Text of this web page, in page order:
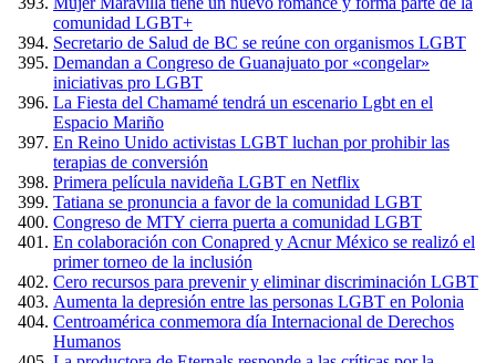
comunidad LGBT+
Secretario de Salud de BC se reúne con organismos LGBT
Demandan a Congreso de Guanajuato por «congelar»
iniciativas pro LGBT
La Fiesta del Chamamé tendrá un escenario Lgbt en el
Espacio Mariño
En Reino Unido activistas LGBT luchan por prohibir las
terapias de conversión
Primera película navideña LGBT en Netflix
Tatiana se pronuncia a favor de la comunidad LGBT
Congreso de MTY cierra puerta a comunidad LGBT
En colaboración con Conapred y Acnur México se realizó el
primer torneo de la inclusión
Cero recursos para prevenir y eliminar discriminación LGBT
Aumenta la depresión entre las personas LGBT en Polonia
Centroamérica conmemora día Internacional de Derechos
Humanos